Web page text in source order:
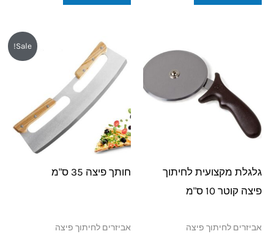
גלגלת מקצועית לחיתוך
פיצה קוטר 10 ס"מ
אביזרים לחיתוך פיצה
Sale!
חותך פיצה 35 ס"מ
אביזרים לחיתוך פיצה
המחיר
המקורי
היה:
₪99.
הנוכחי
הוא:
₪69.